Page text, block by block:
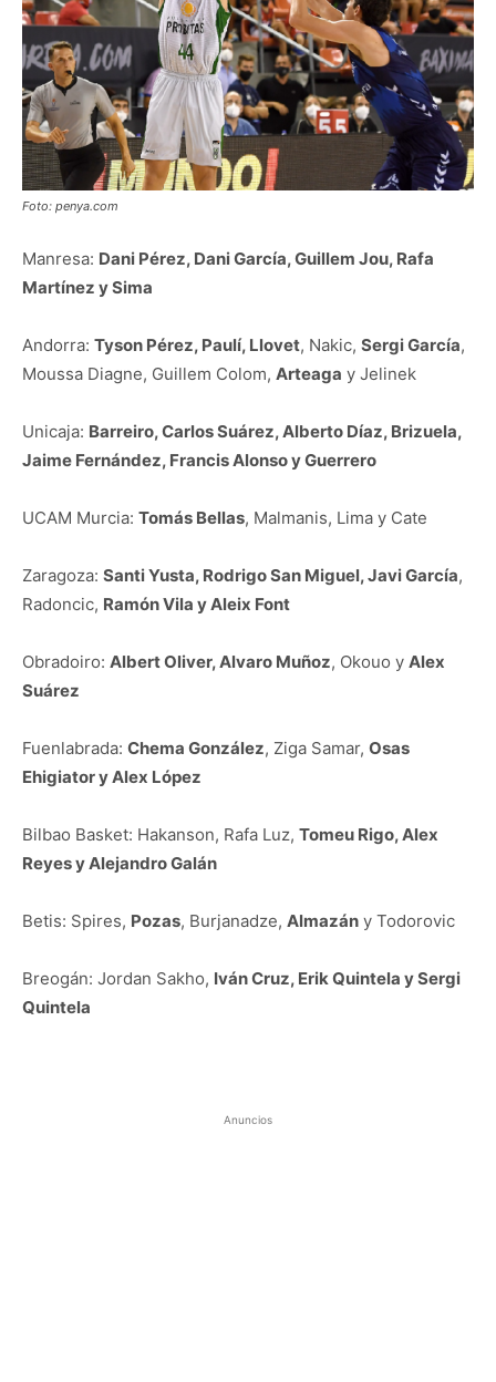
Foto: penya.com
Manresa: Dani Pérez, Dani García, Guillem Jou, Rafa
Martínez y Sima
Andorra: Tyson Pérez, Paulí, Llovet, Nakic, Sergi García,
Moussa Diagne, Guillem Colom, Arteaga y Jelinek
Unicaja: Barreiro, Carlos Suárez, Alberto Díaz, Brizuela,
Jaime Fernández, Francis Alonso y Guerrero
UCAM Murcia: Tomás Bellas, Malmanis, Lima y Cate
Zaragoza: Santi Yusta, Rodrigo San Miguel, Javi García,
Radoncic, Ramón Vila y Aleix Font
Obradoiro: Albert Oliver, Alvaro Muñoz, Okouo y Alex
Suárez
Fuenlabrada: Chema González, Ziga Samar, Osas
Ehigiator y Alex López
Bilbao Basket: Hakanson, Rafa Luz, Tomeu Rigo, Alex
Reyes y Alejandro Galán
Betis: Spires, Pozas, Burjanadze, Almazán y Todorovic
Breogán: Jordan Sakho, Iván Cruz, Erik Quintela y Sergi
Quintela
Anuncios